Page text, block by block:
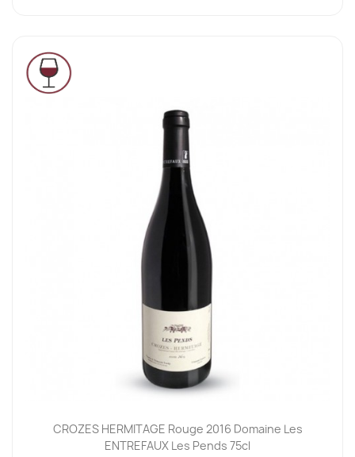
CROZES HERMITAGE Rouge 2016 Domaine Les
ENTREFAUX Les Pends 75cl